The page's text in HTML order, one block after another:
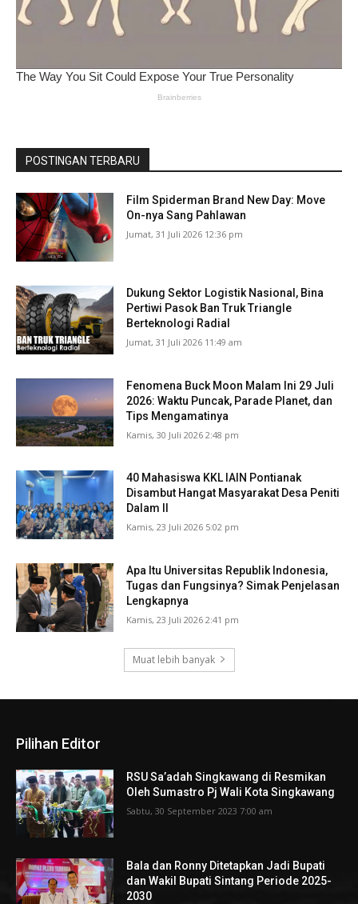
POSTINGAN TERBARU
Film Spiderman Brand New Day: Move
On-nya Sang Pahlawan
Jumat, 31 Juli 2026 12:36 pm
Dukung Sektor Logistik Nasional, Bina
Pertiwi Pasok Ban Truk Triangle
Berteknologi Radial
Jumat, 31 Juli 2026 11:49 am
Fenomena Buck Moon Malam Ini 29 Juli
2026: Waktu Puncak, Parade Planet, dan
Tips Mengamatinya
Kamis, 30 Juli 2026 2:48 pm
40 Mahasiswa KKL IAIN Pontianak
Disambut Hangat Masyarakat Desa Peniti
Dalam II
Kamis, 23 Juli 2026 5:02 pm
Apa Itu Universitas Republik Indonesia,
Tugas dan Fungsinya? Simak Penjelasan
Lengkapnya
Kamis, 23 Juli 2026 2:41 pm
Muat lebih banyak
Pilihan Editor
RSU Sa’adah Singkawang di Resmikan
Oleh Sumastro Pj Wali Kota Singkawang
Sabtu, 30 September 2023 7:00 am
Bala dan Ronny Ditetapkan Jadi Bupati
dan Wakil Bupati Sintang Periode 2025-
2030